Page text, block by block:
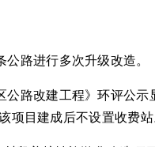
路进行多次升级改造。
路改建工程》环评公示
目建成后不设置收费站